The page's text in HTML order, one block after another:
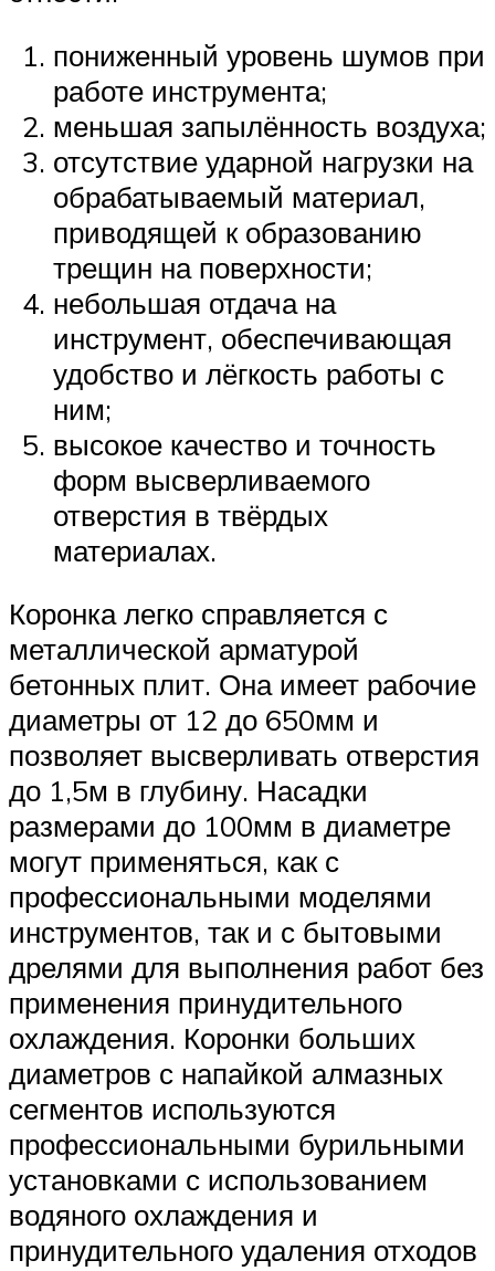
пониженный уровень шумов при
работе инструмента;
меньшая запылённость воздуха;
отсутствие ударной нагрузки на
обрабатываемый материал,
приводящей к образованию
трещин на поверхности;
небольшая отдача на
инструмент, обеспечивающая
удобство и лёгкость работы с
ним;
высокое качество и точность
форм высверливаемого
отверстия в твёрдых
материалах.
Коронка легко справляется с
металлической арматурой
бетонных плит. Она имеет рабочие
диаметры от 12 до 650мм и
позволяет высверливать отверстия
до 1,5м в глубину. Насадки
размерами до 100мм в диаметре
могут применяться, как с
профессиональными моделями
инструментов, так и с бытовыми
дрелями для выполнения работ без
применения принудительного
охлаждения. Коронки больших
диаметров с напайкой алмазных
сегментов используются
профессиональными бурильными
установками с использованием
водяного охлаждения и
принудительного удаления отходов